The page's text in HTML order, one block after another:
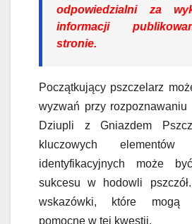
odpowiedzialni za
informacji
stronie.
Początkujący pszczelarz
wyzwań przy rozpoznawaniu
Dziupli z Gniazdem
kluczowych
identyfikacyjnych może
sukcesu w hodowli
wskazówki, które mogą
pomocne w tej kwestii.